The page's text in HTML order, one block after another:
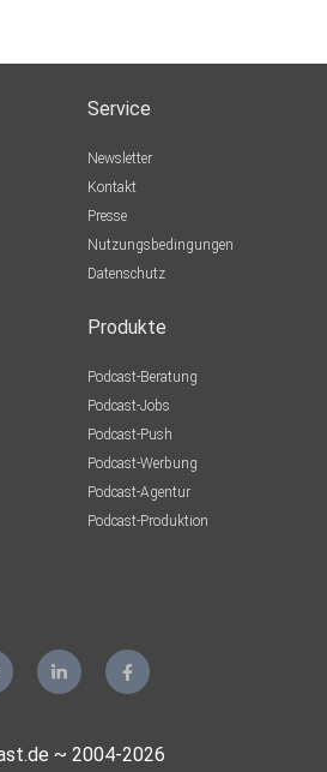
Service
Newsletter
Kontakt
Presse
Nutzungsbedingungen
Datenschutz
Produkte
Podcast-Beratung
Podcast-Jobs
Podcast-Push
Podcast-Werbung
Podcast-Agentur
Podcast-Produktion
~ 2004-2026